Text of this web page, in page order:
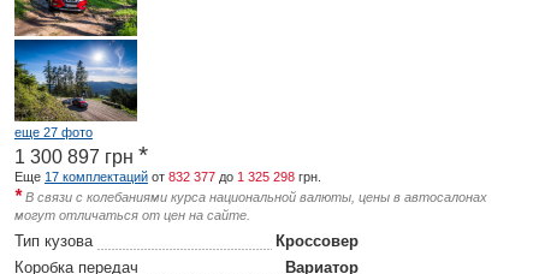
еще 27 фото
1 300 897 грн *
Еще 17 комплектаций от 832 377 до 1 325 298 грн.
*В связи с колебаниями курса национальной валюты, цены в автосалонах
могут отличаться от цен на сайте.
Тип кузова
Кроссовер
Коробка передач
Вариатор